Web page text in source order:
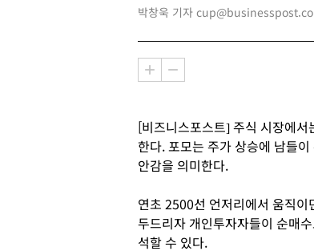
박창욱 기자
[비즈니스포스트] 주식 시장에
한다. 포모는 주가 상승에 남들
안감을 의미한다.
연초 2500선 언저리에서 움직
두드리자 개인투자자들이 순매
석할 수 있다.